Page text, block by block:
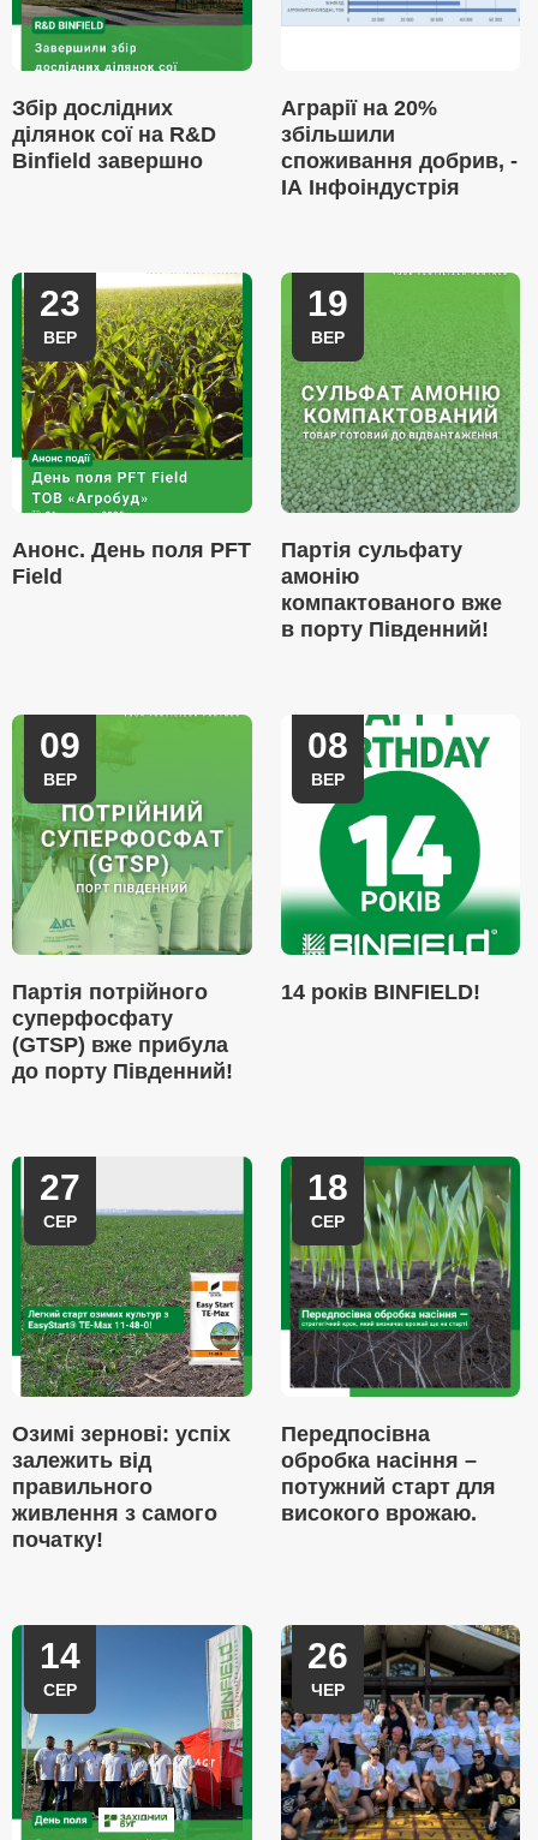
Збір дослідних
ділянок сої на R&D
Binfield завершно
Аграрії на 20%
збільшили
споживання добрив, -
ІА Інфоіндустрія
23
ВЕР
Анонс. День поля PFT
Field
19
ВЕР
Партія сульфату
амонію
компактованого вже
в порту Південний!
09
ВЕР
Партія потрійного
суперфосфату
(GTSP) вже прибула
до порту Південний!
08
ВЕР
14 років BINFIELD!
27
СЕР
Озимі зернові: успіх
залежить від
правильного
живлення з самого
початку!
18
СЕР
Передпосівна
обробка насіння –
потужний старт для
високого врожаю.
14
СЕР
26
ЧЕР